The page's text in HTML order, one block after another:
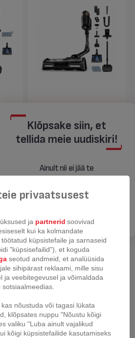
Aqua
Juhtmeta tolmuimeja
Tefal X-Force Flex 14.80
Klõpsake siin, et
tellida meie uudiskiri!
Ainult nii ei jää te
privaatsusest
ja partnerid soovivad
kui ka kolmandate
küpsistefaile ja sarnaseid
"küpsisefailid"), et koguda
seotud andmeid, et analüüsida
sihipärast reklaami, mille sisu
ja veebitegevusel ja võimaldada
nõustuda või tagasi lükata
klõpsates nuppu "Nõustu kõigi
valiku "Luba ainult vajalikud
kõigi küpsistefailide kasutamiseks